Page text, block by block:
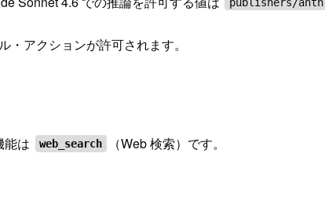
アクションが許可されます。
能は web_search （Web 検索）です。